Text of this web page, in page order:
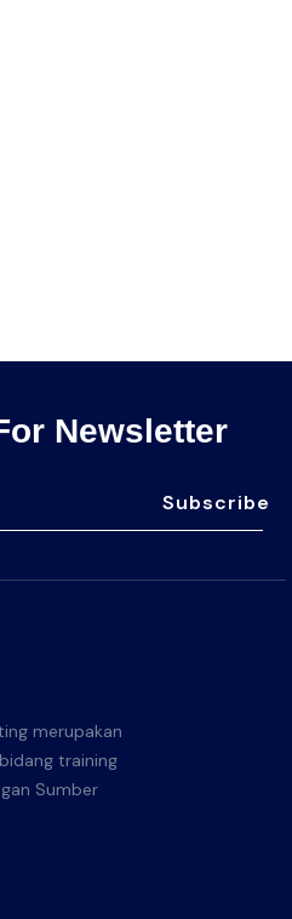
Newsletter
Subscribe
merupakan
training
Sumber